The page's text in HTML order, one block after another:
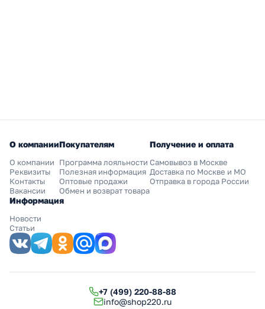
О компании
О компании
Реквизиты
Контакты
Вакансии
Покупателям
Программа лояльности
Полезная информация
Оптовые продажи
Обмен и возврат товара
Получение и оплата
Самовывоз в Москве
Доставка по Москве и МО
Отправка в города России
Информация
Новости
Статьи
+7 (499) 220-88-88
info@shop220.ru